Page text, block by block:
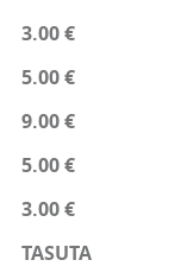
3.00 €
5.00 €
9.00 €
5.00 €
3.00 €
TASUTA